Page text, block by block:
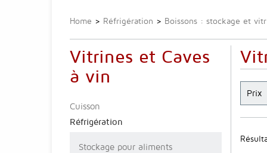
Home > Réfrigération > Boissons : stockage et
Vitrines et Caves
à vin
Cuisson
Réfrigération
Stockage pour aliments
Prix